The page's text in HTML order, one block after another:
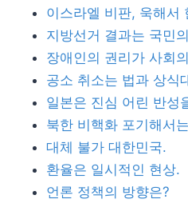
이스라엘 비판, 욱해서
지방선거 결과는 국민
장애인의 권리가 사회
공소 취소는 법과 상식
일본은 진심 어린 반성
북한 비핵화 포기해서
대체 불가 대한민국.
환율은 일시적인 현상.
언론 정책의 방향은?